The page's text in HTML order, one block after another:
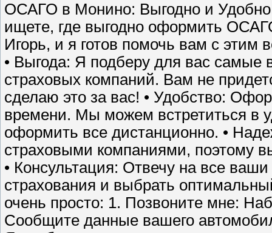
ОСАГО в Монино: Выгодно и
ищете, где выгодно оформить
Игорь, и я готов помочь вам с этим
• Выгода: Я подберу для вас самые
страховых компаний. Вам не
сделаю это за вас! • Удобство:
времени. Мы можем встретиться в
оформить все дистанционно. •
страховыми компаниями, поэтому
• Консультация: Отвечу на все
страхования и выбрать
очень просто: 1. Позвоните мне:
Сообщите данные вашего